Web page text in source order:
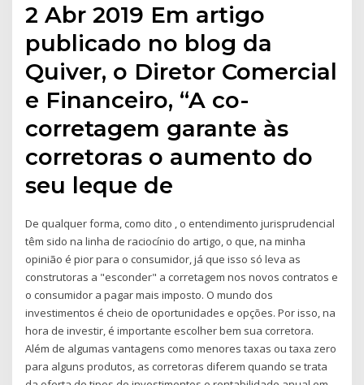
2 Abr 2019 Em artigo
publicado no blog da
Quiver, o Diretor Comercial
e Financeiro, “A co-
corretagem garante às
corretoras o aumento do
seu leque de
De qualquer forma, como dito , o entendimento jurisprudencial
têm sido na linha de raciocínio do artigo, o que, na minha
opinião é pior para o consumidor, já que isso só leva as
construtoras a "esconder" a corretagem nos novos contratos e
o consumidor a pagar mais imposto. O mundo dos
investimentos é cheio de oportunidades e opções. Por isso, na
hora de investir, é importante escolher bem sua corretora.
Além de algumas vantagens como menores taxas ou taxa zero
para alguns produtos, as corretoras diferem quando se trata